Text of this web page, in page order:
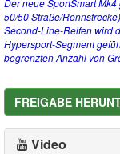
50/50 Straße/
Second-Line-Reifen wird
Hypersport-Segment
begrenzten Anzahl von
FREIGABE
Video